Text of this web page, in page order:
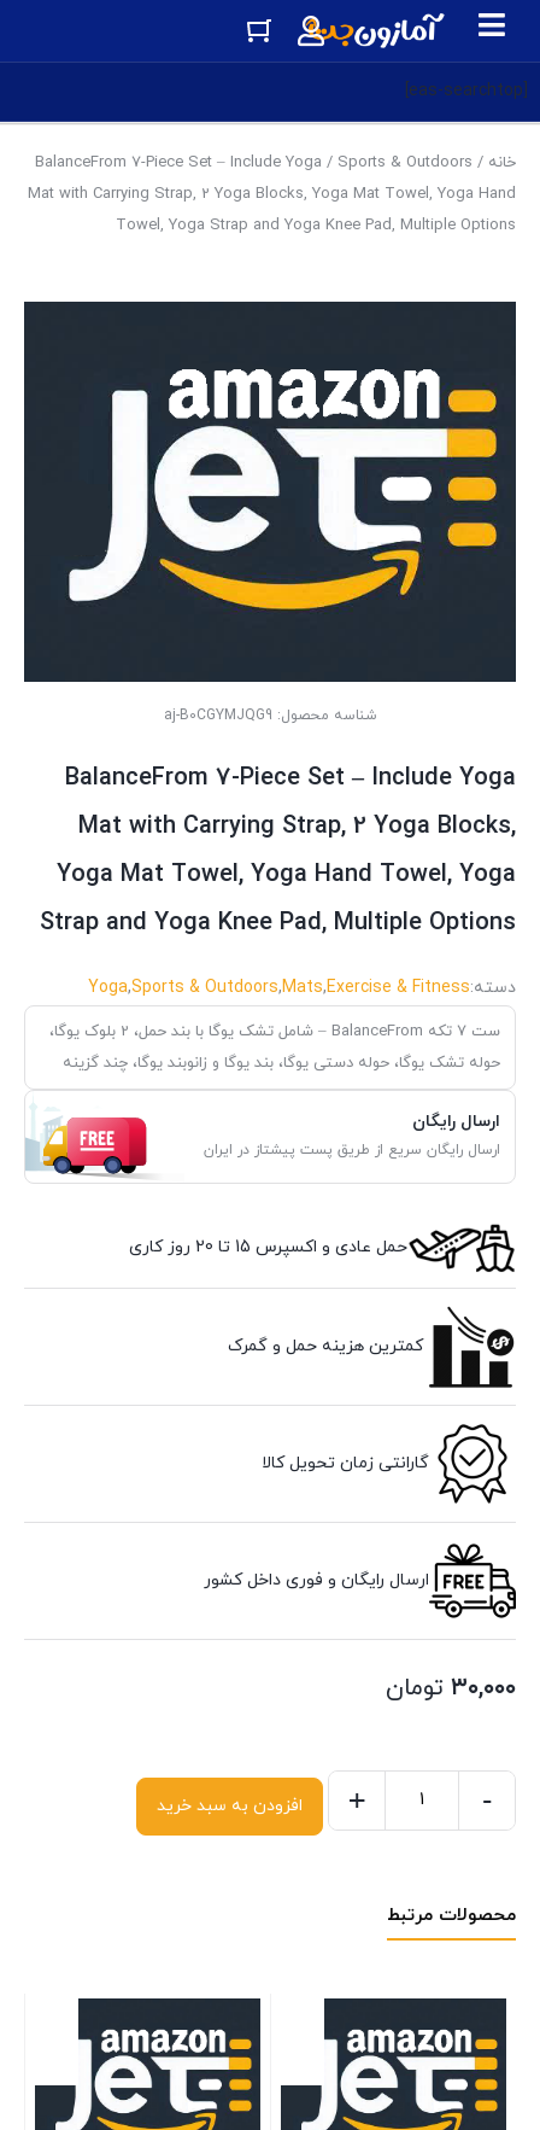
[eas-searchtop]
خانه /
Sports & Outdoors
/ BalanceFrom 7-Piece Set – Include Yoga
Mat with Carrying Strap, 2 Yoga Blocks, Yoga Mat Towel, Yoga Hand
Towel, Yoga Strap and Yoga Knee Pad, Multiple Options
شناسه محصول: aj-B0CGYMJQG9
BalanceFrom 7-Piece Set – Include Yoga
Mat with Carrying Strap, 2 Yoga Blocks,
Yoga Mat Towel, Yoga Hand Towel, Yoga
Strap and Yoga Knee Pad, Multiple Options
دسته:Exercise & Fitness
,
Mats
,
Sports & Outdoors
,
Yoga
ست 7 تکه BalanceFrom – شامل تشک یوگا با بند حمل، 2 بلوک یوگا،
حوله تشک یوگا، حوله دستی یوگا، بند یوگا و زانوبند یوگا، چند گزینه
ارسال رایگان
ارسال رایگان سریع از طریق پست پیشتاز در ایران
حمل عادی و اکسپرس 15 تا 20 روز کاری
کمترین هزینه حمل و گمرک
گارانتی زمان تحویل کالا
ارسال رایگان و فوری داخل کشور
۳۰,۰۰۰ تومان
-
+ افزودن به سبد خرید
محصولات مرتبط